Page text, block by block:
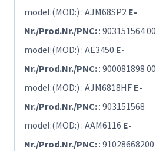
model:(MOD:) : AJM68SP2 E-
Nr./Prod.Nr./PNC:: 903151564 00
model:(MOD:) : AE3450 E-
Nr./Prod.Nr./PNC:: 900081898 00
model:(MOD:) : AJM6818HF E-
Nr./Prod.Nr./PNC:: 903151568
model:(MOD:) : AAM6116 E-
Nr./Prod.Nr./PNC:: 91028668200